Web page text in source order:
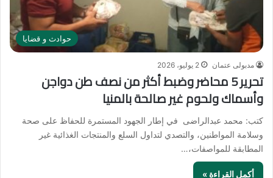
حوادث و قضايا
مدبولى عتمان 2 يوليو، 2026
تحرير 5 محاضر وضبط أكثر من نصف طن دواجن
وأسماك ولحوم غير صالحة بالمنيا
كتب: محمد عبدالراضى في إطار الجهود المستمرة للحفاظ على صحة
وسلامة المواطنين، والتصدي لتداول السلع والمنتجات الغذائية غير
المطابقة للمواصفات،…
أكمل القراءة »